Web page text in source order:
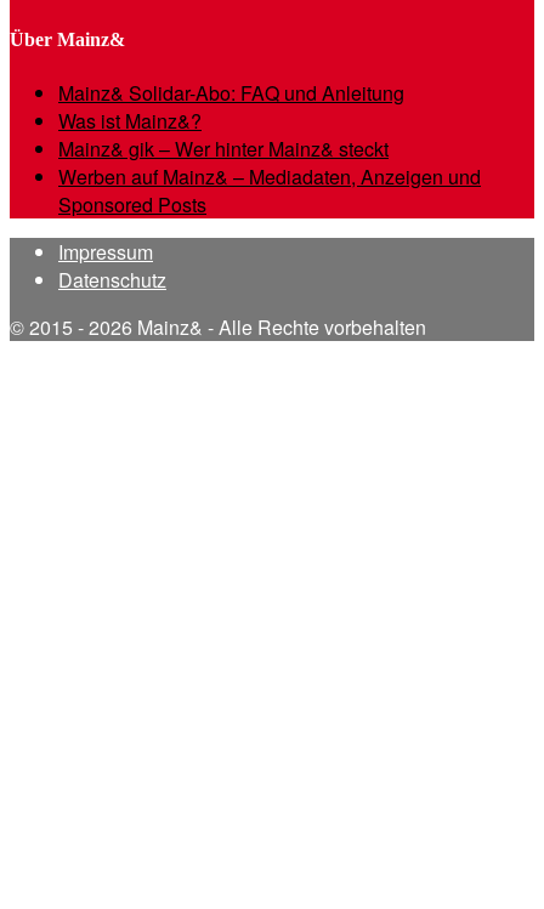
Über Mainz&
Mainz& Solidar-Abo: FAQ und Anleitung
Was ist Mainz&?
Mainz& gik – Wer hinter Mainz& steckt
Werben auf Mainz& – Mediadaten, Anzeigen und
Sponsored Posts
Impressum
Datenschutz
© 2015 - 2026 Mainz& - Alle Rechte vorbehalten